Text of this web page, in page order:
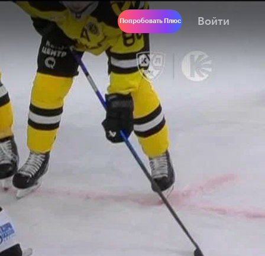
Попробовать Плюс Войти